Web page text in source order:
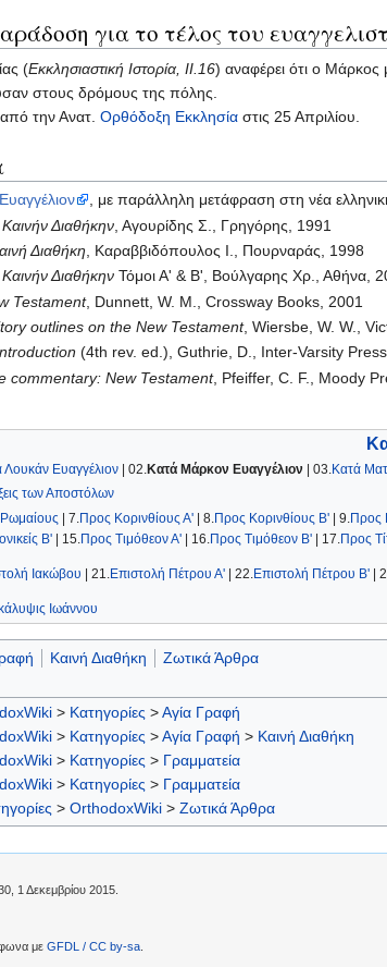
για το τέλος του
(Εκκλησιαστική Ιστορία, II.16) αναφέρει ότι ο Μάρκος
στους δρόμους της πόλης.
την Ανατ. Ορθόδοξη Εκκλησία στις 25 Απριλίου.
, με παράλληλη μετάφραση στη νέα
Διαθήκην , Αγουρίδης Σ., Γρηγόρης, 1991
Διαθήκη , Καραββιδόπουλος Ι., Πουρναράς, 1998
Διαθήκην Τόμοι Α' & Β', Βούλγαρης Χρ., Αθήνα,
Testament, Dunnett, W. M., Crossway Books, 2001
outlines on the New Testament, Wiersbe, W. W.,
(4th rev. ed.), Guthrie, D., Inter-Varsity
commentary: New Testament, Pfeiffer, C. F., Moody
Λουκάν Ευαγγέλιον | 02.Κατά Μάρκον Ευαγγέλιον | 03.Κατά
των Αποστόλων
| 7.Προς Κορινθίους Α' | 8.Προς Κορινθίους Β' | 9.Προς
Β' | 15.Προς Τιμόθεον Α' | 16.Προς Τιμόθεον Β' | 17.Προς
Ιακώβου | 21.Επιστολή Πέτρου Α' | 22.Επιστολή Πέτρου Β' |
Ιωάννου
Καινή Διαθήκη Ζωτικά Άρθρα
> Κατηγορίες >Αγία Γραφή
> Κατηγορίες >Αγία Γραφή > Καινή Διαθήκη
> Κατηγορίες > Γραμματεία
> Κατηγορίες > Γραμματεία
> OrthodoxWiki > Ζωτικά Άρθρα
1 Δεκεμβρίου 2015.
με GFDL / CC by-sa.